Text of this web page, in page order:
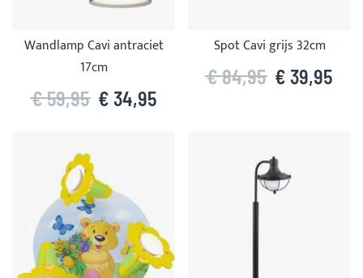
Wandlamp Cavi antraciet
17cm
€ 34,95
€ 59,95
Spot Cavi grijs 32cm
€ 39,95
€ 84,95